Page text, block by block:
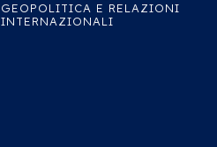
GEOPOLITICA E RELAZIONI
INTERNAZIONALI